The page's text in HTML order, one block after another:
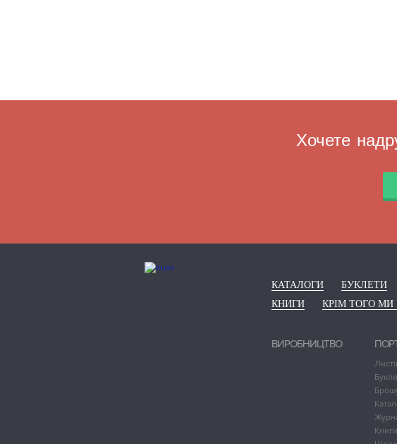
Хочете
КАТАЛОГИ БУКЛЕТИ
КНИГИ
КРІМ ТОГО
ВИРОБНИЦТВО
Книги